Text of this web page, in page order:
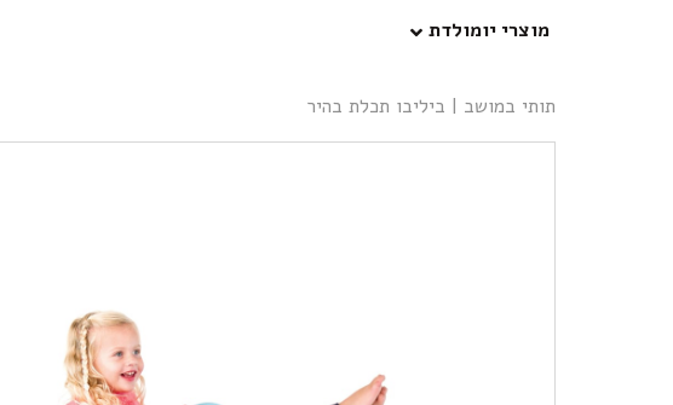
מוצרי יומולדת
תותי במושב | ביליבו תכלת בהיר